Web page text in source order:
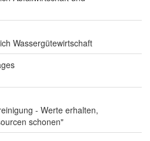
Wassergütewirtschaft
- Werte erhalten,
schonen"